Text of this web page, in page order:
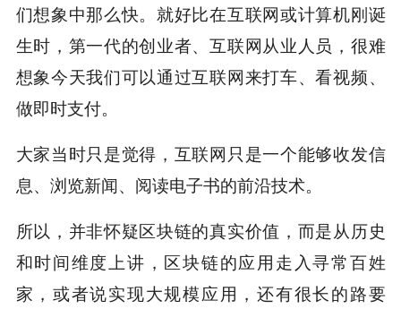
们想象中那么快。就好比在互联网或计算机刚诞
生时，第一代的创业者、互联网从业人员，很难
想象今天我们可以通过互联网来打车、看视频、
做即时支付。
大家当时只是觉得，互联网只是一个能够收发信
息、浏览新闻、阅读电子书的前沿技术。
所以，并非怀疑区块链的真实价值，而是从历史
和时间维度上讲，区块链的应用走入寻常百姓
家，或者说实现大规模应用，还有很长的路要